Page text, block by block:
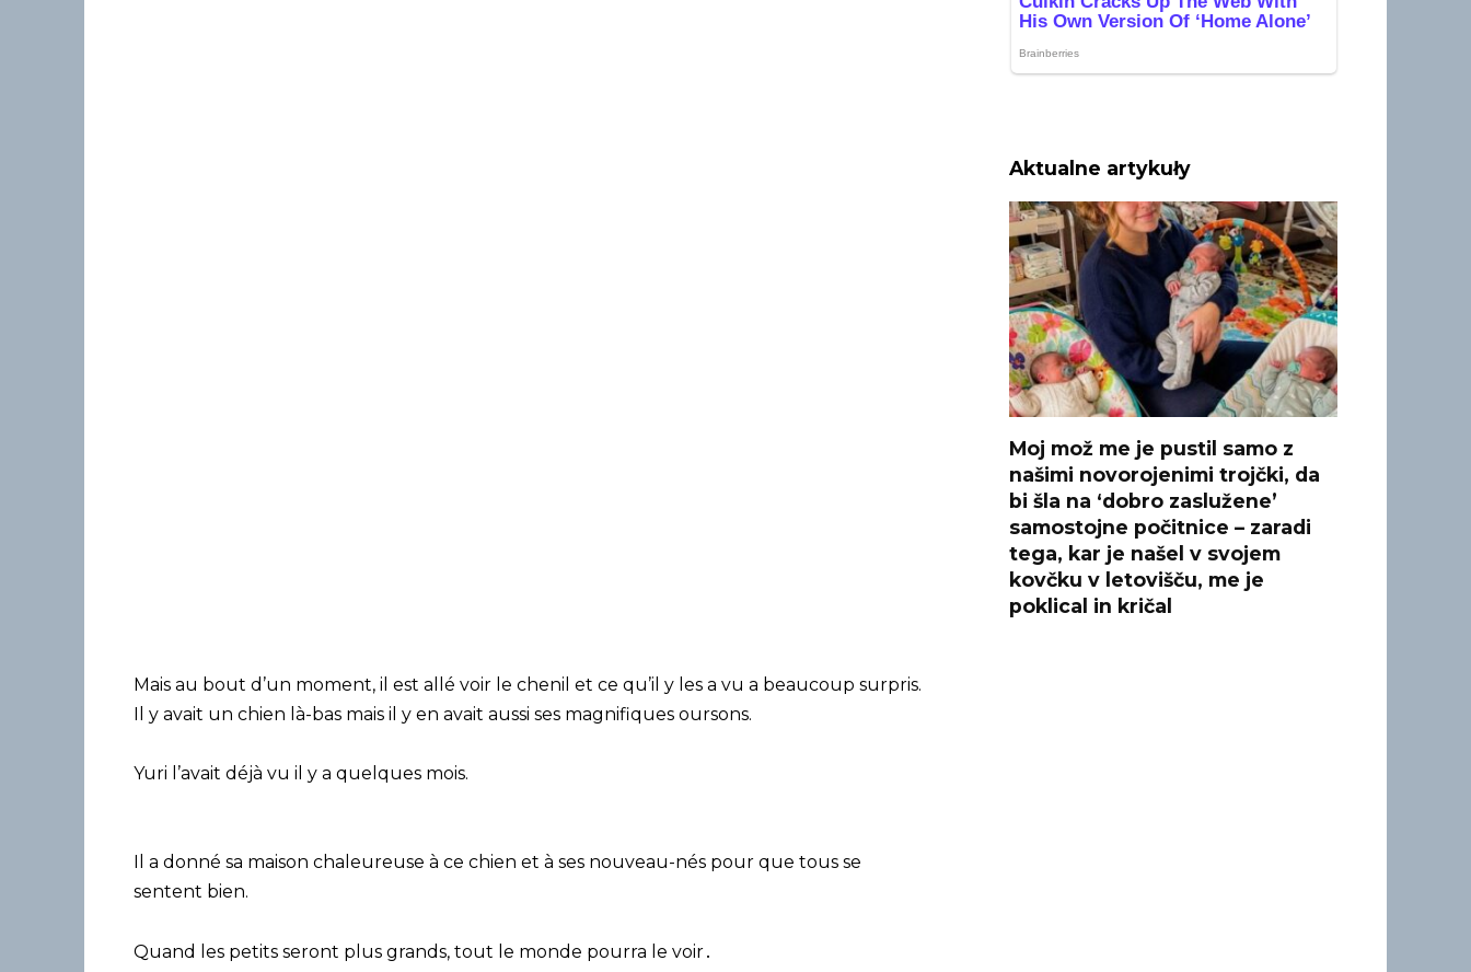
Mais au bout d’un moment, il est allé voir le chenil et ce qu’il y les a vu a beaucoup surpris.
Il y avait un chien là-bas mais il y en avait aussi ses magnifiques oursons.
Yuri l’avait déjà vu il y a quelques mois.
Il a donné sa maison chaleureuse à ce chien et à ses nouveau-nés pour que tous se
sentent bien.
Quand les petits seront plus grands, tout le monde pourra le voir․
Aktualne artykuły
Moj mož me je pustil samo z
našimi novorojenimi trojčki, da
bi šla na ‘dobro zaslužene’
samostojne počitnice – zaradi
tega, kar je našel v svojem
kovčku v letovišču, me je
poklical in kričal